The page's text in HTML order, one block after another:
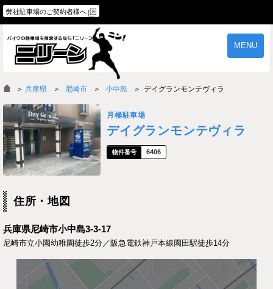
弊社駐車場のご契約者様へ
MENU
物件一覧 ご契約の流れ
よくあるご質問
＞ 兵庫県 尼崎市 小中島 デイグランモンテヴィラ
月極駐車場
デイグランモンテヴィラ
6406
住所・地図
兵庫県尼崎市小中島3-3-17
尼崎市立小園幼稚園徒歩2分／阪急電鉄神戸本線園田駅徒歩14分